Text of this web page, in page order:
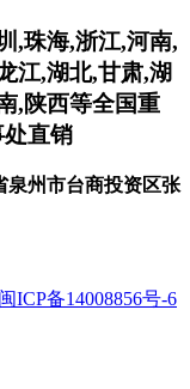
,珠海,浙江,河南,
江,湖北,甘肃,湖
,陕西等全国重
直销
泉州市台商投资区张
闽ICP备14008856号-6